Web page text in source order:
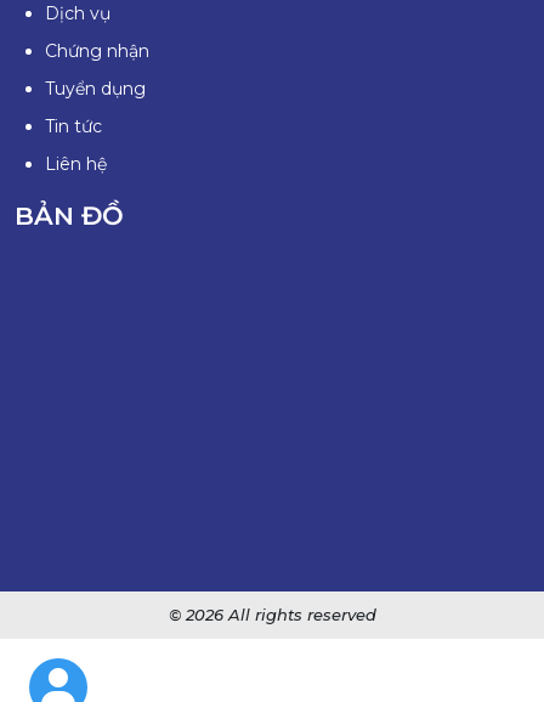
Dịch vụ
Chứng nhận
Tuyển dụng
Tin tức
Liên hệ
BẢN ĐỒ
© 2026 All rights reserved